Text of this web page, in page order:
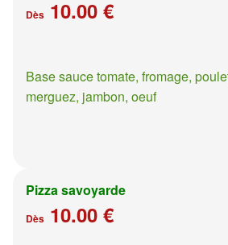
Dès 10.00 €
Base sauce tomate, fromage,
merguez, jambon, oeuf
Pizza savoyarde
Dès 10.00 €